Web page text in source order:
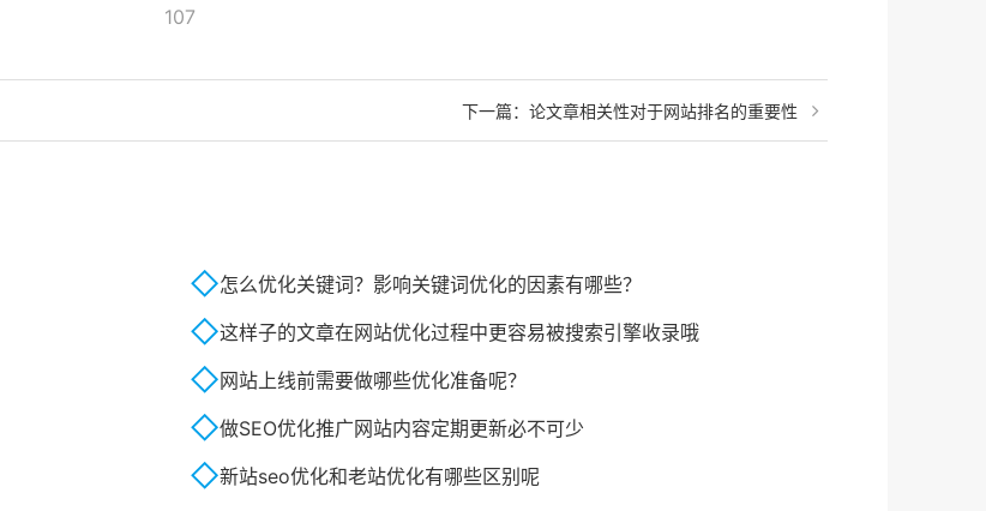
107
下一篇：论文章相关性对于网站排名的重要性
怎么优化关键词？影响关键词优化的因素有哪些？
这样子的文章在网站优化过程中更容易被搜索引擎收录哦
网站上线前需要做哪些优化准备呢？
做SEO优化推广网站内容定期更新必不可少
新站seo优化和老站优化有哪些区别呢